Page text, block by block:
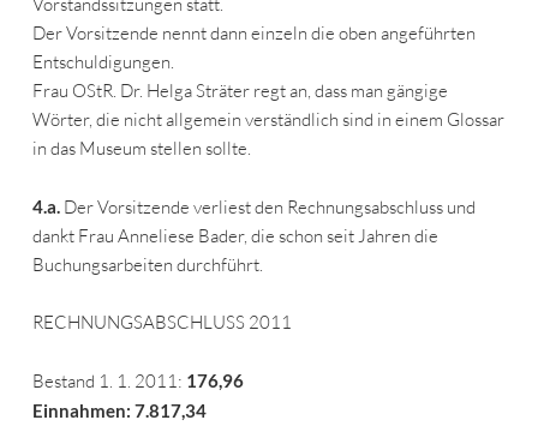
Der Vorsitzende nennt dann einzeln die oben angeführten
Entschuldigungen.
Frau OStR. Dr. Helga Sträter regt an, dass man gängige
Wörter, die nicht allgemein verständlich sind in einem Glossar
in das Museum stellen sollte.
4.a.Der Vorsitzende verliest den Rechnungsabschluss und
dankt Frau Anneliese Bader, die schon seit Jahren die
Buchungsarbeiten durchführt.
RECHNUNGSABSCHLUSS 2011
Bestand 1. 1. 2011: 176,96
Einnahmen: 7.817,34